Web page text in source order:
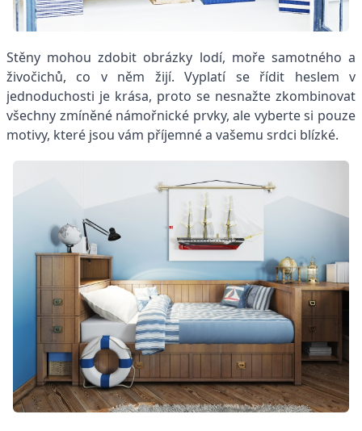
Stěny mohou zdobit obrázky lodí, moře samotného a
živočichů, co v něm žijí. Vyplatí se řídit heslem v
jednoduchosti je krása, proto se nesnažte zkombinovat
všechny zmíněné námořnické prvky, ale vyberte si pouze
motivy, které jsou vám příjemné a vašemu srdci blízké.